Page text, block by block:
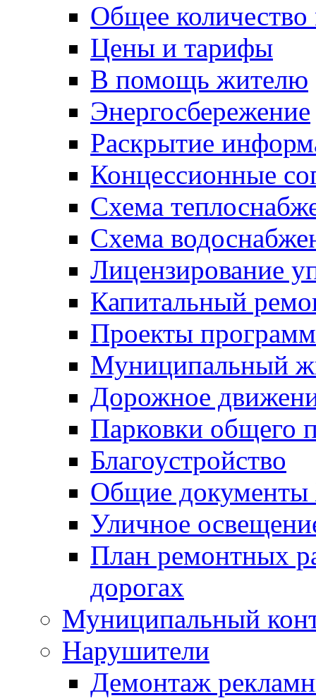
Общее
Цены и тарифы
В помощь жителю
Энергосбережение
Раскрытие
Концессионные
Схема
Схема
Лицензирование
Капитальный
Проекты программ
Муниципальный
Дорожное
Парковки общего
Благоустройство
Общие
Уличное
План ремонтных
дорогах
Муниципальный
Нарушители
Демонтаж